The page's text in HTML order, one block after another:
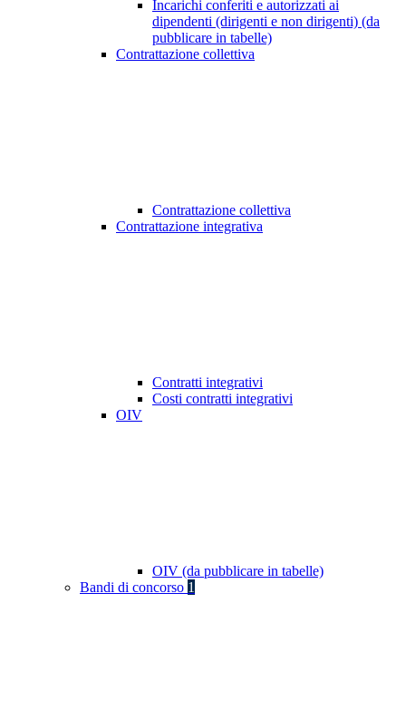
Incarichi conferiti e autorizzati ai
dipendenti (dirigenti e non dirigenti) (da
pubblicare in tabelle)
Contrattazione collettiva
Contrattazione collettiva
Contrattazione integrativa
Contratti integrativi
Costi contratti integrativi
OIV
OIV (da pubblicare in tabelle)
Bandi di concorso 1